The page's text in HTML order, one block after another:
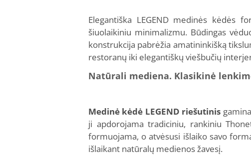
Elegantiška LEGEND medinės kėdės
šiuolaikiniu minimalizmu. Būdingas
konstrukcija pabrėžia amatininkišką
restoranų iki elegantiškų viešbučių
Natūrali mediena. Klasikinė
Medinė kėdė LEGEND riešutinis
ji apdorojama tradiciniu, rankiniu
formuojama, o atvėsusi išlaiko savo
išlaikant natūralų medienos žavesį.